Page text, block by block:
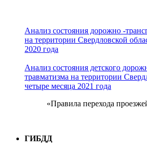
Анализ состояния дорожно -
на территории Свердловской
2020 года
Анализ состояния детского
травматизма на территории
четыре месяца 2021 года
«Правила перехода
ГИБДД